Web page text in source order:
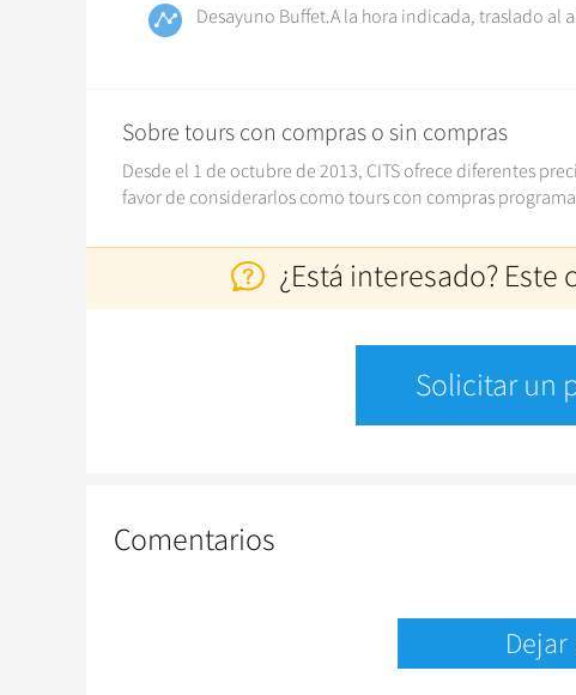
Desayuno Buffet.A la hora indicada, traslado al
Sobre tours con compras o sin compras
Desde el 1 de octubre de 2013, CITS ofrece diferentes
favor de considerarlos como tours con compras
¿Está interesado?
Solicitar un
Comentarios